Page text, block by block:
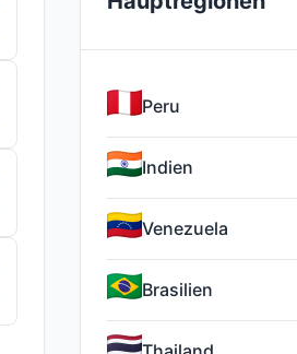
Peru
Indien
Venezuela
Brasilien